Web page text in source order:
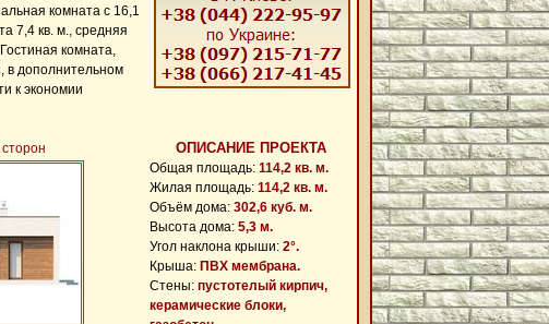
комната с 16,1
7,4 кв. м., средняя
комната,
в дополнительном
к экономии
ОПИСАНИЕ ПРОЕКТА
Общая площадь: 114,2 кв. м.
Жилая площадь: 114,2 кв. м.
Объём дома: 302,6 куб. м.
Высота дома: 5,3 м.
Угол наклона крыши: 2°.
Крыша: ПВХ мембрана.
Cтены: пустотелый кирпич,
керамические блоки,